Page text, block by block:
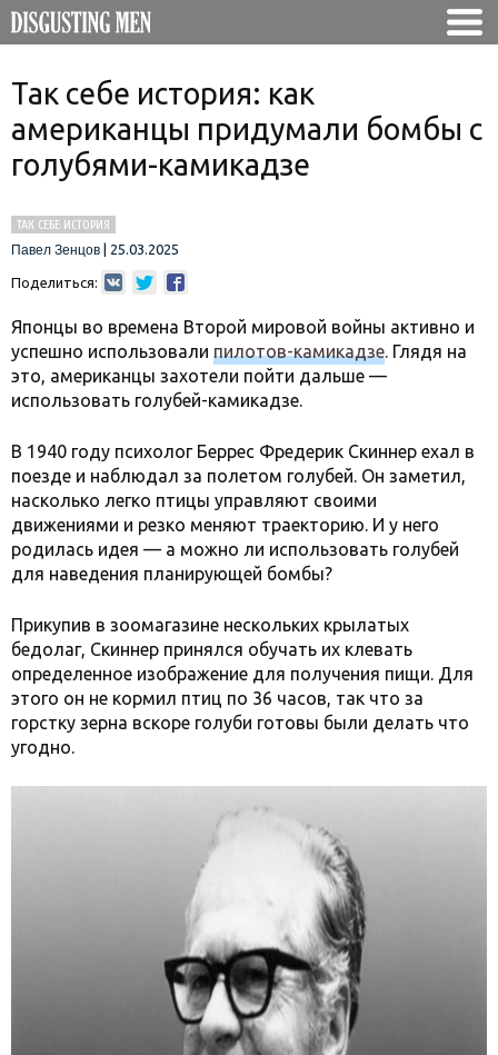
Так себе история: как
американцы придумали бомбы с
голубями-камикадзе
ТАК СЕБЕ ИСТОРИЯ
Павел Зенцов
25.03.2025
Поделиться:
Японцы во времена Второй мировой войны активно и
успешно использовали пилотов-камикадзе. Глядя на
это, американцы захотели пойти дальше —
использовать голубей-камикадзе.
В 1940 году психолог Беррес Фредерик Скиннер ехал в
поезде и наблюдал за полетом голубей. Он заметил,
насколько легко птицы управляют своими
движениями и резко меняют траекторию. И у него
родилась идея — а можно ли использовать голубей
для наведения планирующей бомбы?
Прикупив в зоомагазине нескольких крылатых
бедолаг, Скиннер принялся обучать их клевать
определенное изображение для получения пищи. Для
этого он не кормил птиц по 36 часов, так что за
горстку зерна вскоре голуби готовы были делать что
угодно.